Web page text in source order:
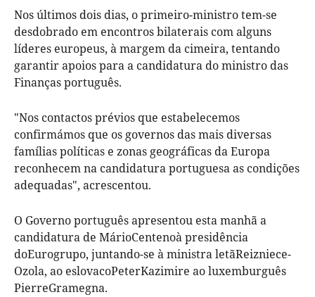
Nos últimos dois dias, o primeiro-ministro tem-se
desdobrado em encontros bilaterais com alguns
líderes europeus, à margem da cimeira, tentando
garantir apoios para a candidatura do ministro das
Finanças português.
"Nos contactos prévios que estabelecemos
confirmámos que os governos das mais diversas
famílias políticas e zonas geográficas da Europa
reconhecem na candidatura portuguesa as condições
adequadas", acrescentou.
O Governo português apresentou esta manhã a
candidatura de MárioCentenoà presidência
doEurogrupo, juntando-se à ministra letãReizniece-
Ozola, ao eslovacoPeterKazimire ao luxemburguês
PierreGramegna.